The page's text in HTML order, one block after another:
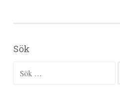
Sök
Sök efter: